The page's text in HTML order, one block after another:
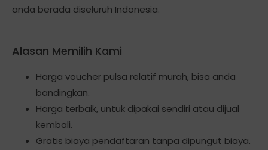
anda berada diseluruh Indonesia.
Alasan Memilih Kami
Harga voucher pulsa relatif murah, bisa anda
bandingkan.
Harga terbaik, untuk dipakai sendiri atau dijual
kembali.
Gratis biaya pendaftaran tanpa dipungut biaya.